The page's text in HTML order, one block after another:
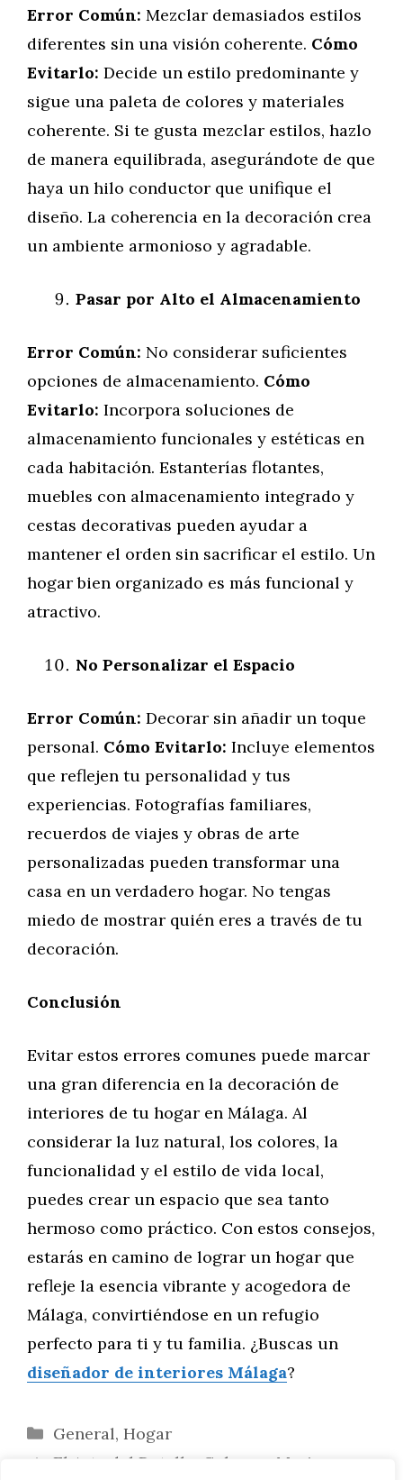
Error Común: Mezclar demasiados estilos
diferentes sin una visión coherente. Cómo
Evitarlo: Decide un estilo predominante y
sigue una paleta de colores y materiales
coherente. Si te gusta mezclar estilos, hazlo
de manera equilibrada, asegurándote de que
haya un hilo conductor que unifique el
diseño. La coherencia en la decoración crea
un ambiente armonioso y agradable.
Pasar por Alto el Almacenamiento
Error Común: No considerar suficientes
opciones de almacenamiento. Cómo
Evitarlo: Incorpora soluciones de
almacenamiento funcionales y estéticas en
cada habitación. Estanterías flotantes,
muebles con almacenamiento integrado y
cestas decorativas pueden ayudar a
mantener el orden sin sacrificar el estilo. Un
hogar bien organizado es más funcional y
atractivo.
No Personalizar el Espacio
Error Común: Decorar sin añadir un toque
personal. Cómo Evitarlo: Incluye elementos
que reflejen tu personalidad y tus
experiencias. Fotografías familiares,
recuerdos de viajes y obras de arte
personalizadas pueden transformar una
casa en un verdadero hogar. No tengas
miedo de mostrar quién eres a través de tu
decoración.
Conclusión
Evitar estos errores comunes puede marcar
una gran diferencia en la decoración de
interiores de tu hogar en Málaga. Al
considerar la luz natural, los colores, la
funcionalidad y el estilo de vida local,
puedes crear un espacio que sea tanto
hermoso como práctico. Con estos consejos,
estarás en camino de lograr un hogar que
refleje la esencia vibrante y acogedora de
Málaga, convirtiéndose en un refugio
perfecto para ti y tu familia. ¿Buscas un
diseñador de interiores Málaga?
Categorías
General, Hogar
El Arte del Detalle: Colorear Mariposas